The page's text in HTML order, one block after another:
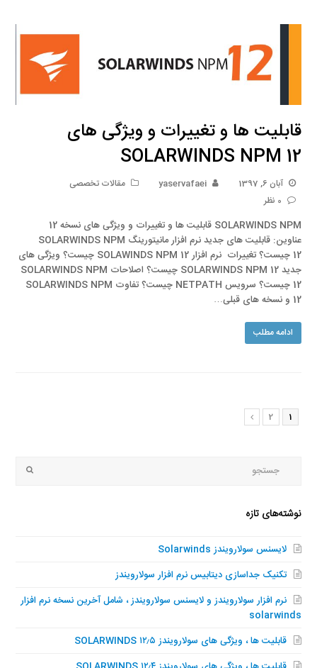
قابلیت ها و تغییرات و ویژگی های
SOLARWINDS NPM 12
آبان 6, 1397 yaservafaei
مقالات تخصصی
0 نظر
عناوین: قابلیت های جدید نرم افزار مانیتورینگ SOLARWINDS NPM
12 چیست؟ تغییرات نرم افزار SOLAWINDS NPM 12 چیست؟ ویژگی های
جدید SOLARWINDS NPM 12 چیست؟ اصلاحات SOLARWINDS NPM
12 چیست؟ سرویس NETPATH چیست؟ تفاوت SOLARWINDS NPM
12 و نسخه های قبلی…
ادامه مطلب
برگه1 برگه
2 بعدی
نوشته‌های تازه
لایسنس سولارویندز Solarwinds
تکنیک جداسازی دیتابیس نرم افزار سولارویندز
نرم افزار سولارویندز و لایسنس سولارویندز ، شامل آخرین نسخه نرم افزار
solarwinds
قابلیت ها ، ویژگی های سولارویندز SOLARWINDS ۱۲٫۵